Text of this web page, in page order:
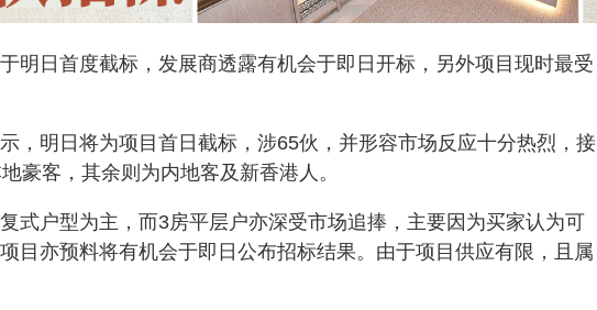
明日首度截标，发展商透露有机会于即日开标，另外项目现时最受
，明日将为项目首日截标，涉65伙，并形容市场反应十分热烈，接
豪客，其余则为内地客及新香港人。
式户型为主，而3房平层户亦深受市场追捧，主要因为买家认为可
目亦预料将有机会于即日公布招标结果。由于项目供应有限，且属